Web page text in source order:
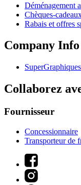
Déménagement
Chèques-
Rabais et offres
Company Info
Collaborez
Fournisseur
Concessionnaire
Transporteur de